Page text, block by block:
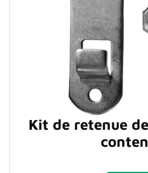
Kit de retenue